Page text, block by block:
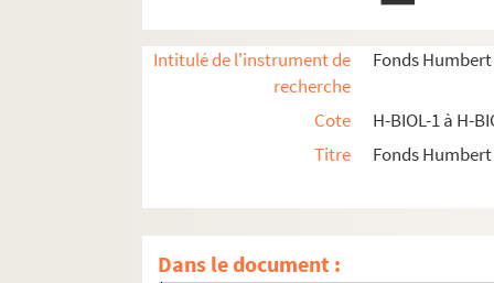
Intitulé de l'instrument de
recherche
Fonds
Cote
H-BIOL-1 à H-
Titre
Fonds
Dans le document :
H-BIOL-13. Ghesquiere à Hallette
H-BIOL-14. Hedde à Kerteux
H-BIOL-15. Labbe à Lefebvre
H-BIOL-16. Le Fel à Lequenne
H-BIOL-19. Montgivet à Paris de